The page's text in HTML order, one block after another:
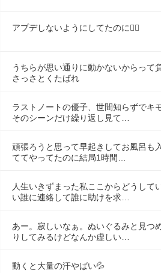
アプデしないようにしてたのに😶‍🌫️
うちらが思い通りに動かないからって
さっさとくたばれ
ラストノートの優子、世間知らずでキ
そのシーンだけ繰り返し見て…
頑張ろうと思って早起きしてお風呂も
ててやってたのに結局1時間…
人生いきずまった私ここからどうして
い誰に連絡して誰に助けを求…
あー。寂しいなぁ。ぬいぐるみと見つ
りしてみるけどなんか虚しい…
動くと大量の汗やばい💦